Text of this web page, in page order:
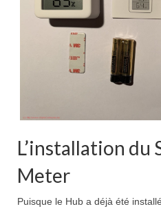
L’installation du
Meter
Puisque le Hub a déjà été